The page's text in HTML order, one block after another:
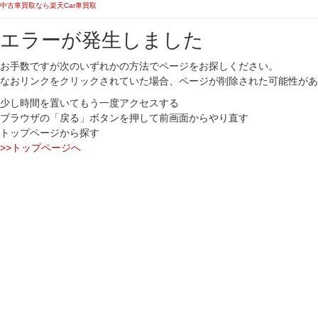
中古車買取なら楽天Car車買取
エラーが発生しました
お手数ですが次のいずれかの方法でページをお探しください。
なおリンクをクリックされていた場合、ページが削除された可能性が
少し時間を置いてもう一度アクセスする
ブラウザの「戻る」ボタンを押して前画面からやり直す
トップページから探す
>>トップページへ